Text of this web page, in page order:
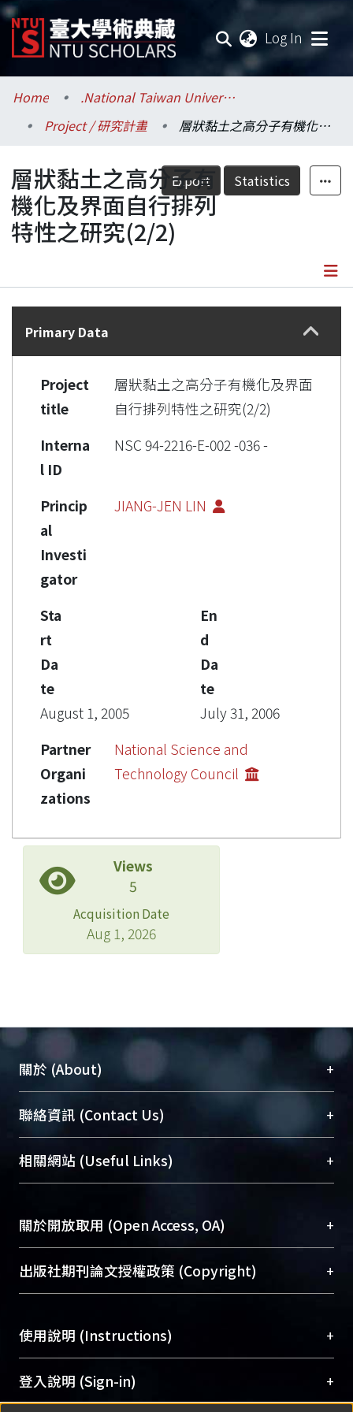
Log In
Communities & Collections
Research Outputs
Fundings & Projects
Researchers
Statistics
Home
.National Taiwan University / 國立臺灣大學
Project / 研究計畫
層狀黏土之高分子有機化及界面自行排列特性之研究(2/2)
Export Statistics
層狀黏土之高分子有
機化及界面自行排列
特性之研究(2/2)
Details
Primary Data
Project
title
層狀黏土之高分子有機化及界面
自行排列特性之研究(2/2)
Interna
l ID
NSC 94-2216-E-002 -036 -
Princip
al
Investi
gator
JIANG-JEN LIN
Sta
rt
Da
te
August 1, 2005
En
d
Da
te
July 31, 2006
Partner
Organi
zations
National Science and
Technology Council
Views
5
Acquisition Date
Aug 1, 2026
關於 (About) +
臺大位居世界頂尖大學之列，為永久珍藏及向國際
展現本校豐碩的研究成果及學術能量，圖書館整合
機構典藏（NTUR）與學術庫（AH）不同功能平
台，成為臺大學術典藏NTU scholars。期能整合研
成果。
To permanently archive and promote researcher
profiles and scholarly works, Library integrates the
services of “NTU Repository” with “Academic
聯絡資訊 (Contact Us) +
總館學科館員(Main Library)
醫學圖書館學科館員(Medical Library)
Sciences Library)
相關網站 (Useful Links) +
關於開放取用 (Open Access, OA) +
開放取用是從使用者角度提升資訊取用性的社會運
動，應用在學術研究上是透過將研究著作公開供使
用逐年攀升。同時可加速研究發展、提升研究影響
Archive）平台。 （點選深入了解OA）
出版社期刊論文授權政策 (Copyright) +
含部分內容的版權非匯入者所有，或由第三方贊
助與合作完成，請確認該版權所有者及第三方同
意提供此授權。
Please represent that the submission is your
使用說明 (Instructions) +
網站簡介(Quickstart Guide)
使用手冊(Instruction Manual)
登入說明 (Sign-in) +